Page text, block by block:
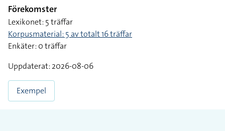
Förekomster
Lexikonet: 5 träffar
Korpusmaterial: 5 av totalt 16 träffar
Enkäter: 0 träffar
Uppdaterat: 2026-08-06
Exempel